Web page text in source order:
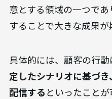
意とする領域の一つで
することで大きな成果が
具体的には、顧客の行動
定したシナリオに基づ
配信するといったこと